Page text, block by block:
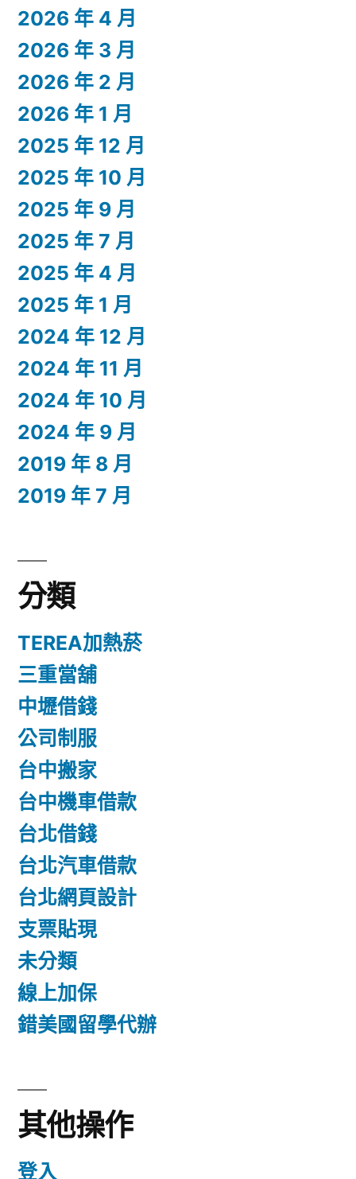
2026 年 4 月
2026 年 3 月
2026 年 2 月
2026 年 1 月
2025 年 12 月
2025 年 10 月
2025 年 9 月
2025 年 7 月
2025 年 4 月
2025 年 1 月
2024 年 12 月
2024 年 11 月
2024 年 10 月
2024 年 9 月
2019 年 8 月
2019 年 7 月
分類
TEREA加熱菸
三重當舖
中壢借錢
公司制服
台中搬家
台中機車借款
台北借錢
台北汽車借款
台北網頁設計
支票貼現
未分類
線上加保
錯美國留學代辦
其他操作
登入